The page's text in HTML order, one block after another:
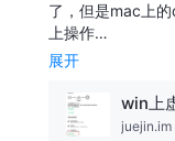
了，但是mac上
上操作…
展开
juejin.im